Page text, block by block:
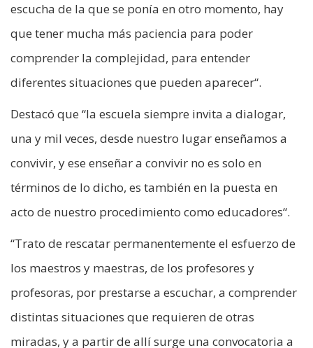
escucha de la que se ponía en otro momento, hay
que tener mucha más paciencia para poder
comprender la complejidad, para entender
diferentes situaciones que pueden aparecer“.
Destacó que “la escuela siempre invita a dialogar,
una y mil veces, desde nuestro lugar enseñamos a
convivir, y ese enseñar a convivir no es solo en
términos de lo dicho, es también en la puesta en
acto de nuestro procedimiento como educadores“.
“Trato de rescatar permanentemente el esfuerzo de
los maestros y maestras, de los profesores y
profesoras, por prestarse a escuchar, a comprender
distintas situaciones que requieren de otras
miradas, y a partir de allí surge una convocatoria a